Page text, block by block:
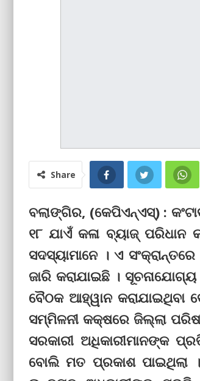
Share
ବଲାଙ୍ଗିର, (କେପିଏନ୍‌ଏସ୍‌) :
୧୮ ଯାଏଁ କଳା ବ୍ୟାଜ୍‌
ସଦସ୍ୟାମାନେ । ଏ
ଜାରି କରାଯାଇଛି ।
ବୈଠକ ଆହ୍ୱାନ
ସମ୍ମିଳନୀ କକ୍ଷରେ ଜିଲ୍ଲା
ସରକାରୀ ଅଧିକାରୀମାନଙ୍କ
ବୋଲି ମତ ପ୍ରକାଶ ପାଇଥିଲା